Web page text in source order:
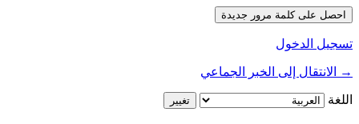
تسجيل الدخول
→ الانتقال إلى الخبر الجماعي
اللغة